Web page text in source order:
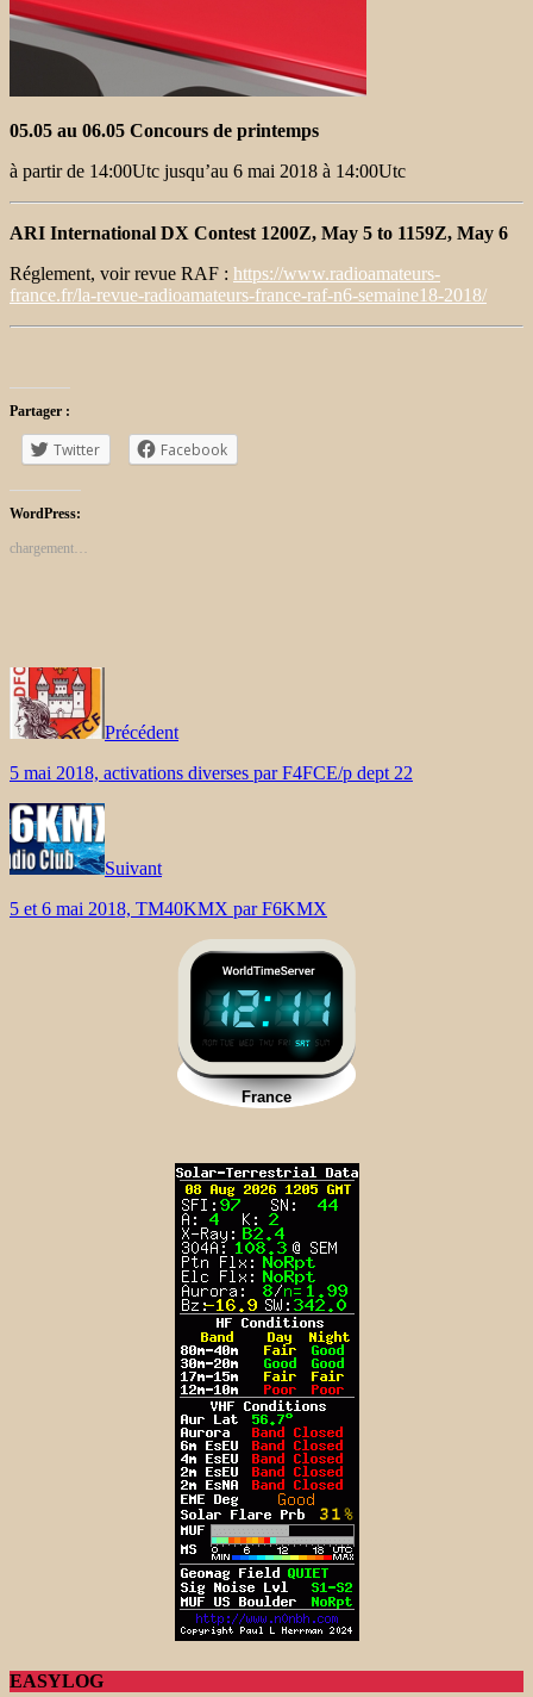
05.05 au 06.05 Concours de printemps
à partir de 14:00Utc jusqu’au 6 mai 2018 à 14:00Utc
ARI International DX Contest 1200Z, May 5 to 1159Z, May 6
Réglement, voir revue RAF : https://www.radioamateurs-
france.fr/la-revue-radioamateurs-france-raf-n6-semaine18-2018/
Partager :
Twitter Facebook
WordPress:
chargement…
Précédent
5 mai 2018, activations diverses par F4FCE/p dept 22
Suivant
5 et 6 mai 2018, TM40KMX par F6KMX
EASYLOG